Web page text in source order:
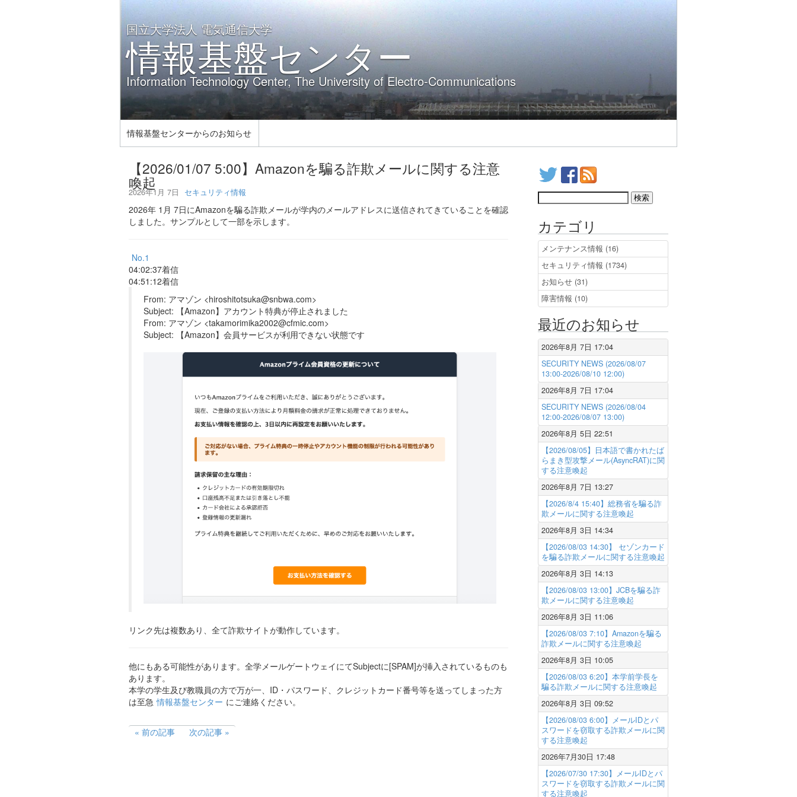
国立大学法人 電気通信大学
情報基盤センター
Information Technology Center, The University of Electro-Communications
情報基盤センターからのお知らせ
【2026/01/07 5:00】Amazonを騙る詐欺メールに関する注意
喚起
2026年1月 7日 セキュリティ情報
2026年 1月 7日にAmazonを騙る詐欺メールが学内のメールアドレスに送信されてきていることを確認
しました。サンプルとして一部を示します。
No.1
04:02:37着信
04:51:12着信
From: アマゾン <hiroshitotsuka@snbwa.com>
Subject: 【Amazon】アカウント特典が停止されました
From: アマゾン <takamorimika2002@cfmic.com>
Subject: 【Amazon】会員サービスが利用できない状態です
リンク先は複数あり、全て詐欺サイトが動作しています。
他にもある可能性があります。全学メールゲートウェイにてSubjectに[SPAM]が挿入されているものも
あります。
本学の学生及び教職員の方で万が一、ID・パスワード、クレジットカード番号等を送ってしまった方
は至急 情報基盤センター にご連絡ください。
前の記事 次の記事
カテゴリ
メンテナンス情報 (16)
セキュリティ情報 (1734)
お知らせ (31)
障害情報 (10)
最近のお知らせ
2026年8月 7日 17:04
SECURITY NEWS (2026/08/07
13:00-2026/08/10 12:00)
2026年8月 7日 17:04
SECURITY NEWS (2026/08/04
12:00-2026/08/07 13:00)
2026年8月 5日 22:51
【2026/08/05】日本語で書かれたば
らまき型攻撃メール(AsyncRAT)に関
する注意喚起
2026年8月 7日 13:27
【2026/8/4 15:40】総務省を騙る詐
欺メールに関する注意喚起
2026年8月 3日 14:34
【2026/08/03 14:30】 セゾンカード
を騙る詐欺メールに関する注意喚起
2026年8月 3日 14:13
【2026/08/03 13:00】JCBを騙る詐
欺メールに関する注意喚起
2026年8月 3日 11:06
【2026/08/03 7:10】Amazonを騙る
詐欺メールに関する注意喚起
2026年8月 3日 10:05
【2026/08/03 6:20】本学前学長を
騙る詐欺メールに関する注意喚起
2026年8月 3日 09:52
【2026/08/03 6:00】メールIDとパ
スワードを窃取する詐欺メールに関
する注意喚起
2026年7月30日 17:48
【2026/07/30 17:30】メールIDとパ
スワードを窃取する詐欺メールに関
する注意喚起